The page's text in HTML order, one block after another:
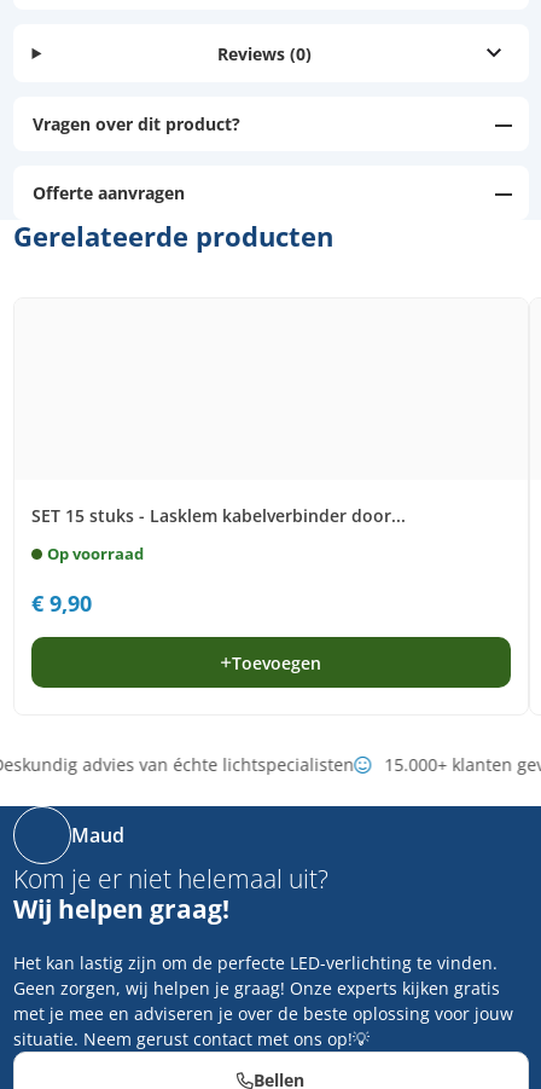
Reviews (0)
Vragen over dit product?
Offerte aanvragen
Gerelateerde producten
SET 15 stuks - Lasklem kabelverbinder door...
Op voorraad
€9,90
Toevoegen
advies van échte lichtspecialisten 15.000+ klanten
Maud
Kom je er niet helemaal uit?
Wij helpen graag!
Het kan lastig zijn om de perfecte LED-verlichting te vinden.
Geen zorgen, wij helpen je graag! Onze experts kijken gratis
met je mee en adviseren je over de beste oplossing voor jouw
situatie. Neem gerust contact met ons op!💡
Bellen